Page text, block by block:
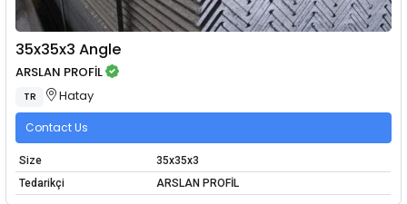
35x35x3 Angle
ARSLAN PROFİL
TR Hatay
Contact Us
Size
35x35x3
Tedarikçi
ARSLAN PROFİL